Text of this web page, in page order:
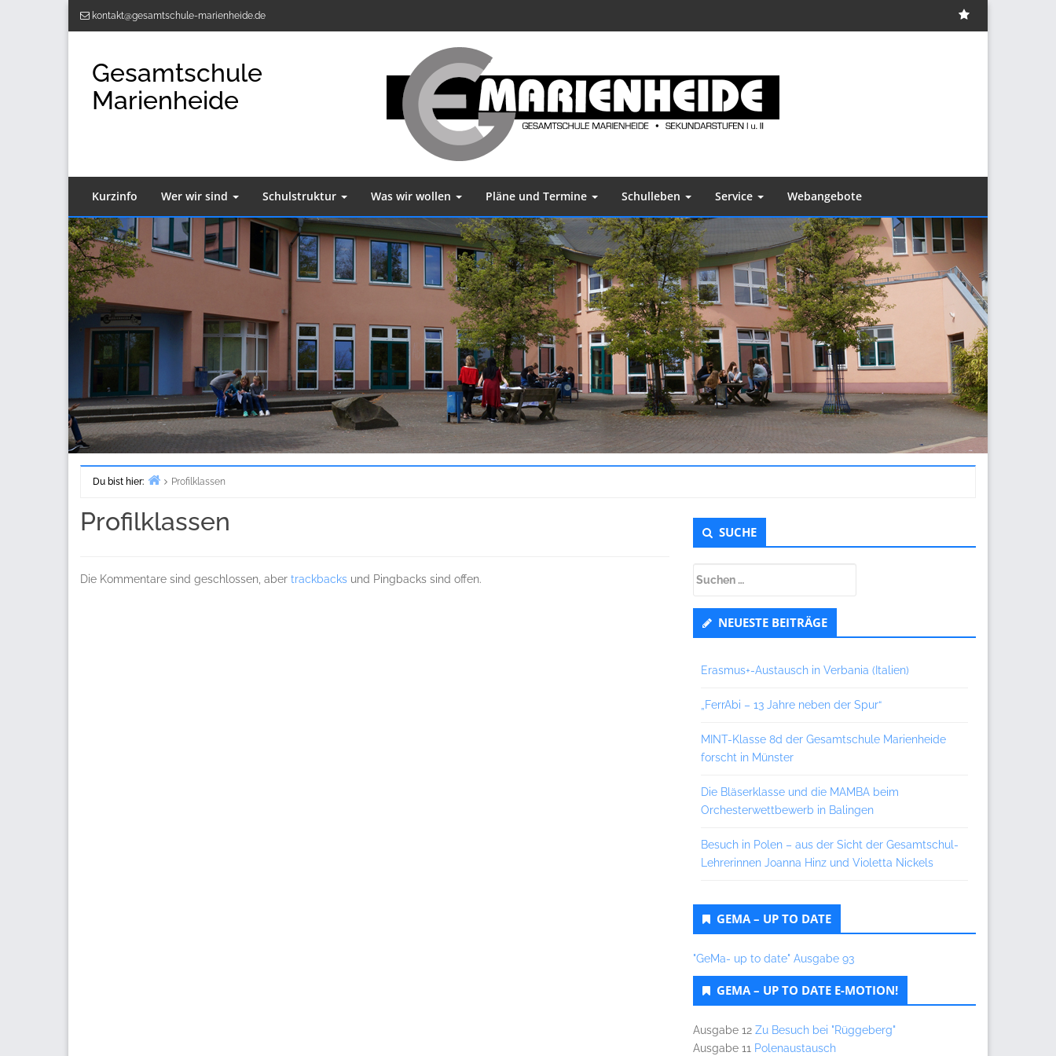
kontakt@gesamtschule-marienheide.de
Gesamtschule
Marienheide
Kurzinfo Wer wir sind Schulstruktur Was wir wollen Pläne und Termine Schulleben Service Webangebote
Du bist hier:
Profilklassen
Profilklassen
Die Kommentare sind geschlossen, aber trackbacks und Pingbacks sind offen.
Untergeordnet
Seitenleiste
SUCHE
NEUESTE BEITRÄGE
Erasmus+-Austausch in Verbania (Italien)
„FerrAbi – 13 Jahre neben der Spur“
MINT-Klasse 8d der Gesamtschule Marienheide
forscht in Münster
Die Bläserklasse und die MAMBA beim
Orchesterwettbewerb in Balingen
Besuch in Polen – aus der Sicht der Gesamtschul-
Lehrerinnen Joanna Hinz und Violetta Nickels
GEMA – UP TO DATE
"GeMa- up to date" Ausgabe 93
GEMA – UP TO DATE E-MOTION!
Ausgabe 12 Zu Besuch bei "Rüggeberg"
Ausgabe 11 Polenaustausch